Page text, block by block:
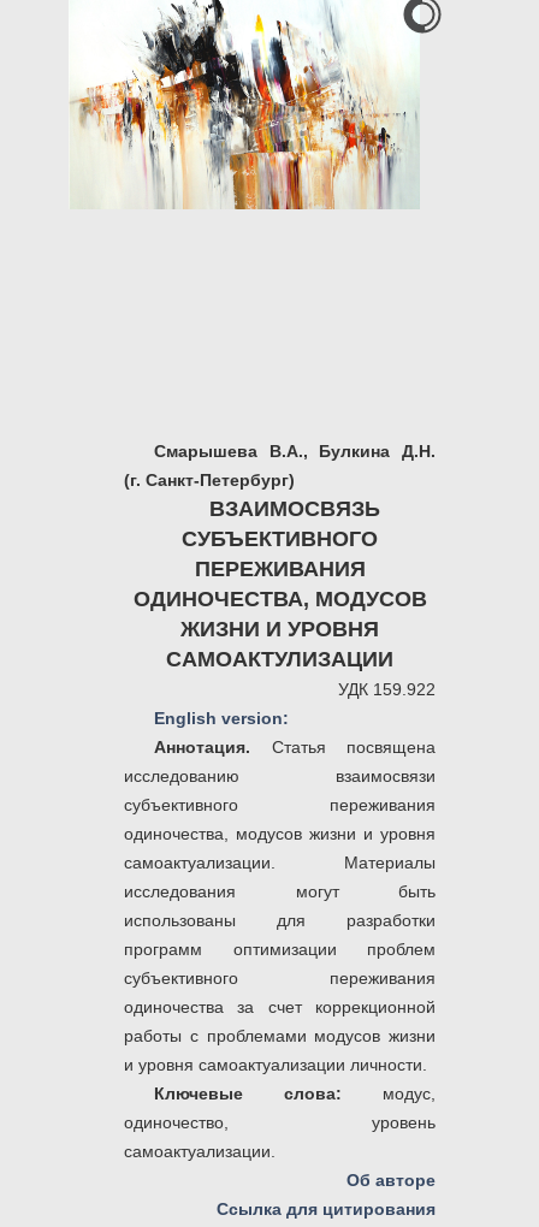
Смарышева В.А., Булкина Д.Н.
(г. Санкт-Петербург)
ВЗАИМОСВЯЗЬ
СУБЪЕКТИВНОГО
ПЕРЕЖИВАНИЯ
ОДИНОЧЕСТВА, МОДУСОВ
ЖИЗНИ И УРОВНЯ
САМОАКТУЛИЗАЦИИ
УДК 159.922
English version:
Аннотация. Статья посвящена
исследованию взаимосвязи
субъективного переживания
одиночества, модусов жизни и уровня
самоактуализации.
Материалы
исследования могут быть
использованы для разработки
программ оптимизации проблем
субъективного переживания
одиночества за счет коррекционной
работы с проблемами модусов жизни
и уровня самоактуализации личности.
Ключевые слова: модус,
одиночество, уровень
самоактуализации.
Об авторе
Ссылка для цитирования